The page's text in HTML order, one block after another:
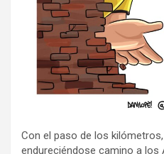
Con el paso de los
endureciéndose camino a los